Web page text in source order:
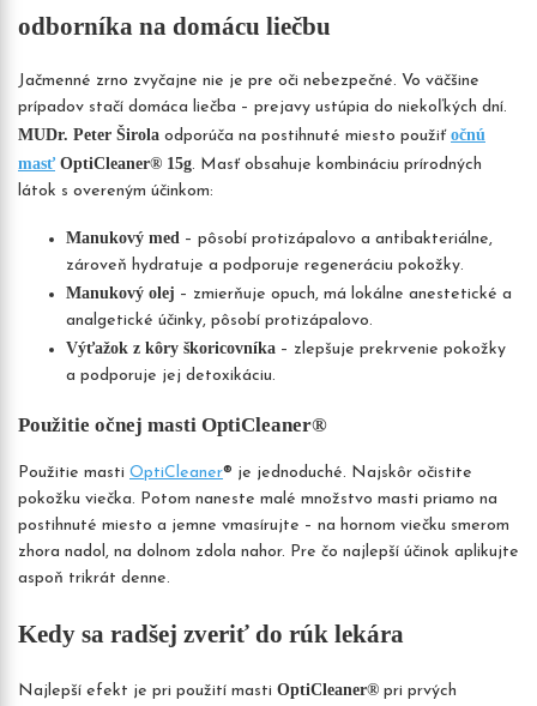
odborníka na domácu liečbu
Jačmenné zrno zvyčajne nie je pre oči nebezpečné. Vo väčšine
prípadov stačí domáca liečba – prejavy ustúpia do niekoľkých dní.
MUDr. Peter Širola odporúča na postihnuté miesto použiť očnú
masť OptiCleaner® 15g. Masť obsahuje kombináciu prírodných
látok s overeným účinkom:
Manukový med – pôsobí protizápalovo a antibakteriálne,
zároveň hydratuje a podporuje regeneráciu pokožky.
Manukový olej – zmierňuje opuch, má lokálne anestetické a
analgetické účinky, pôsobí protizápalovo.
Výťažok z kôry škoricovníka – zlepšuje prekrvenie pokožky
a podporuje jej detoxikáciu.
Použitie očnej masti OptiCleaner®
Použitie masti OptiCleaner® je jednoduché. Najskôr očistite
pokožku viečka. Potom naneste malé množstvo masti priamo na
postihnuté miesto a jemne vmasírujte – na hornom viečku smerom
zhora nadol, na dolnom zdola nahor. Pre čo najlepší účinok aplikujte
aspoň trikrát denne.
Kedy sa radšej zveriť do rúk lekára
Najlepší efekt je pri použití masti OptiCleaner® pri prvých